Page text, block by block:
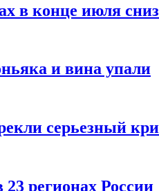
в конце июля
и вина упали
серьезный
регионах России